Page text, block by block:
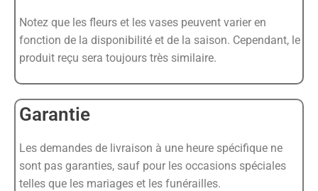
Notez que les fleurs et les vases peuvent varier en
fonction de la disponibilité et de la saison. Cependant, le
produit reçu sera toujours très similaire.
Garantie
Les demandes de livraison à une heure spécifique ne
sont pas garanties, sauf pour les occasions spéciales
telles que les mariages et les funérailles.